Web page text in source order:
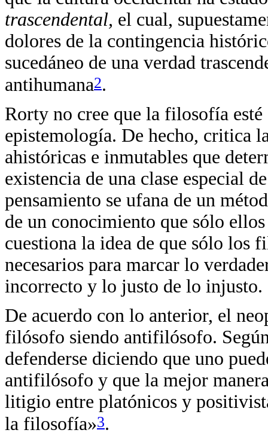
trascendental, el cual,
dolores de la contingencia
sucedáneo de una verdad
antihumana2.
Rorty no cree que la filosofía
epistemología. De hecho, critica
ahistóricas e inmutables que
existencia de una clase especial
pensamiento se ufana de un
de un conocimiento que sólo
cuestiona la idea de que sólo los
necesarios para marcar lo
incorrecto y lo justo de lo injusto.
De acuerdo con lo anterior, el
filósofo siendo antifilósofo.
defenderse diciendo que uno
antifilósofo y que la mejor
litigio entre platónicos y
la filosofía»3.